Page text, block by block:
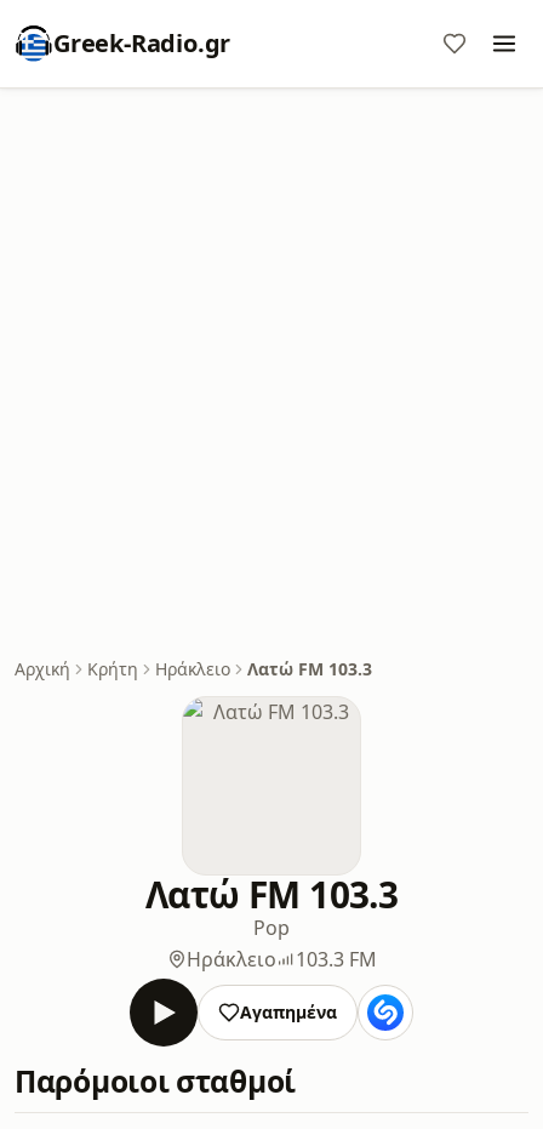
Greek-Radio.gr
Αρχική Κρήτη Ηράκλειο Λατώ FM 103.3
Λατώ FM 103.3
Pop
Ηράκλειο
103.3 FM
Αγαπημένα
Παρόμοιοι σταθμοί